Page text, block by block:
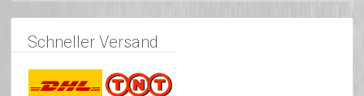
Schneller Versand